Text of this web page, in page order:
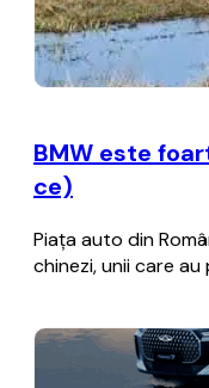
BMW este
ce)
Piaţa auto din
chinezi, unii care